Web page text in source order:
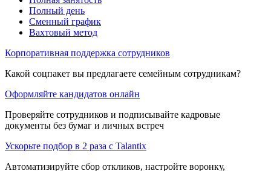
Полный день
Сменный график
Вахтовый метод
Корпоративная поддержка сотрудников
Какой соцпакет вы предлагаете семейным сотрудникам?
Оформляйте кандидатов онлайн
Проверяйте сотрудников и подписывайте кадровые
документы без бумаг и личных встреч
Ускорьте подбор в 2 раза с Talantix
Автоматизируйте сбор откликов, настройте воронку,